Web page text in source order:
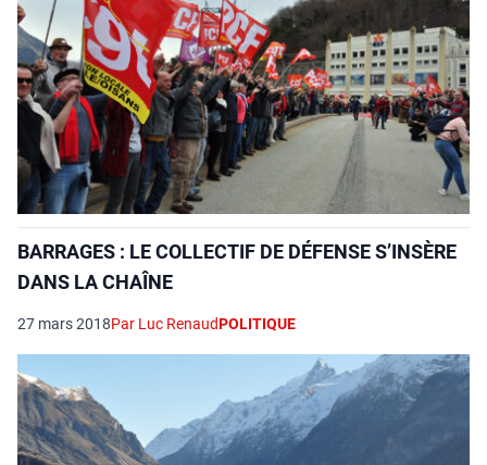
BARRAGES : LE COLLECTIF DE DÉFENSE S’INSÈRE
DANS LA CHAÎNE
27 mars 2018Par Luc RenaudPOLITIQUE